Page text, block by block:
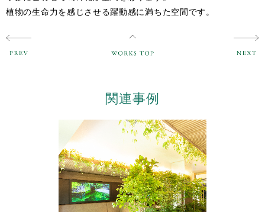
植物の生命力を感じさせる躍動感に満ちた空間です。
関連事例